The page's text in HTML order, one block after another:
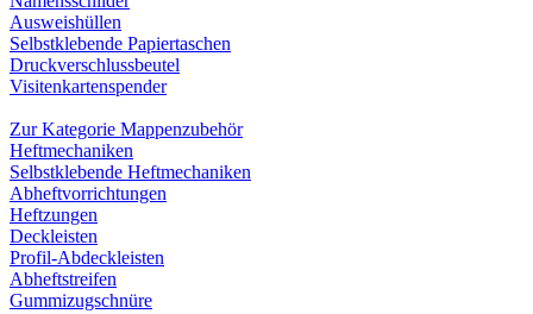
Ausweishüllen
Selbstklebende Papiertaschen
Druckverschlussbeutel
Visitenkartenspender
Zur Kategorie Mappenzubehör
Heftmechaniken
Selbstklebende Heftmechaniken
Abheftvorrichtungen
Heftzungen
Deckleisten
Profil-Abdeckleisten
Abheftstreifen
Gummizugschnüre